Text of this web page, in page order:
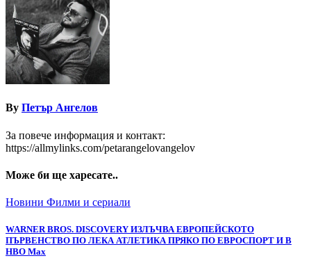
By Петър Ангелов
За повече информация и контакт:
https://allmylinks.com/petarangelovangelov
Може би ще харесате..
Новини Филми и сериали
WARNER BROS. DISCOVERY ИЗЛЪЧВА ЕВРОПЕЙСКОТО
ПЪРВЕНСТВО ПО ЛЕКА АТЛЕТИКА ПРЯКО ПО ЕВРОСПОРТ И В
НВО Мах